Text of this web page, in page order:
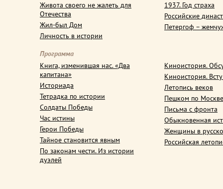
Живота своего не жалеть для
Отечества
Жил-был Дом
Личность в истории
1937. Год страха
Российские
Петергоф –
Программа
Книга, изменившая нас. «Два
капитана»
Историада
Тетрадка по истории
Солдаты Победы
Час истины
Герои Победы
Тайное становится явным
По законам чести. Из истории
дуэлей
Киноистория.
Киноистория.
Летопись веков
Пешком по Москве
Письма с фронта
Обыкновенная
Женщины в
Российская